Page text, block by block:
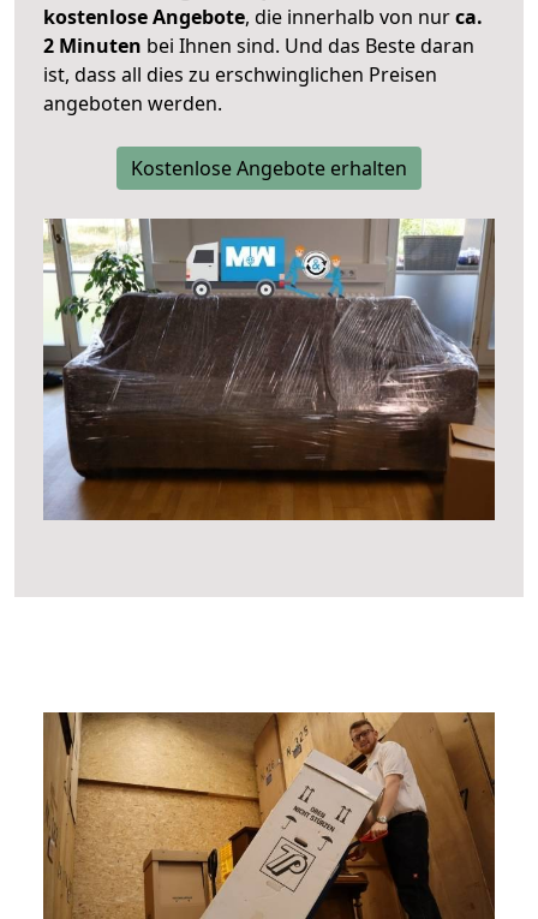
kostenlose Angebote, die innerhalb von nurca.
2 Minuten bei Ihnen sind. Und das Beste daran
ist, dass all dies zu erschwinglichen Preisen
angeboten werden.
Kostenlose Angebote erhalten